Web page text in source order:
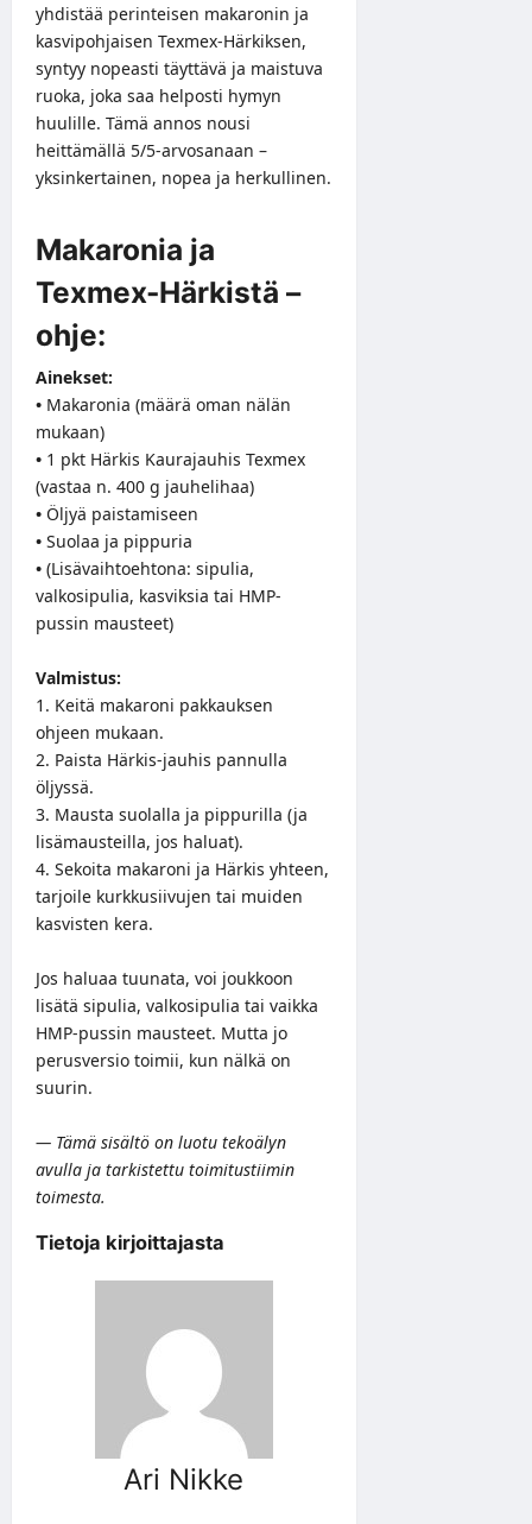
yhdistää perinteisen makaronin ja
kasvipohjaisen Texmex-Härkiksen,
syntyy nopeasti täyttävä ja maistuva
ruoka, joka saa helposti hymyn
huulille. Tämä annos nousi
heittämällä 5/5-arvosanaan –
yksinkertainen, nopea ja herkullinen.
Makaronia ja
Texmex-Härkistä –
ohje:
Ainekset:
• Makaronia (määrä oman nälän
mukaan)
• 1 pkt Härkis Kaurajauhis Texmex
(vastaa n. 400 g jauhelihaa)
• Öljyä paistamiseen
• Suolaa ja pippuria
• (Lisävaihtoehtona: sipulia,
valkosipulia, kasviksia tai HMP-
pussin mausteet)
Valmistus:
1. Keitä makaroni pakkauksen
ohjeen mukaan.
2. Paista Härkis-jauhis pannulla
öljyssä.
3. Mausta suolalla ja pippurilla (ja
lisämausteilla, jos haluat).
4. Sekoita makaroni ja Härkis yhteen,
tarjoile kurkkusiivujen tai muiden
kasvisten kera.
Jos haluaa tuunata, voi joukkoon
lisätä sipulia, valkosipulia tai vaikka
HMP-pussin mausteet. Mutta jo
perusversio toimii, kun nälkä on
suurin.
— Tämä sisältö on luotu tekoälyn
avulla ja tarkistettu toimitustiimin
toimesta.
Tietoja kirjoittajasta
Ari Nikke